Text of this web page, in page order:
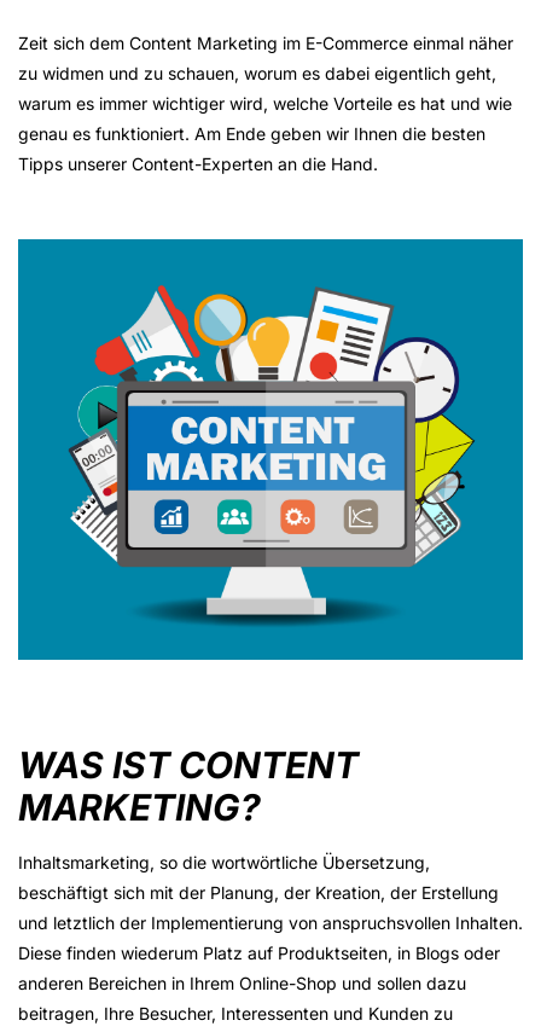
Zeit sich dem Content Marketing im E-Commerce einmal näher
zu widmen und zu schauen, worum es dabei eigentlich geht,
warum es immer wichtiger wird, welche Vorteile es hat und wie
genau es funktioniert. Am Ende geben wir Ihnen die besten
Tipps unserer Content-Experten an die Hand.
WAS IST CONTENT
MARKETING?
Inhaltsmarketing, so die wortwörtliche Übersetzung,
beschäftigt sich mit der Planung, der Kreation, der Erstellung
und letztlich der Implementierung von anspruchsvollen Inhalten.
Diese finden wiederum Platz auf Produktseiten, in Blogs oder
anderen Bereichen in Ihrem Online-Shop und sollen dazu
beitragen, Ihre Besucher, Interessenten und Kunden zu